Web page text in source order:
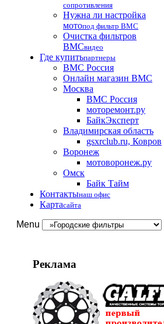
сопротивления
Нужна ли настройка
мотопод фильтр BMC
Очистка фильтров
BMCвидео
Где купитьпартнеры
BMC Россия
Онлайн магазин BMC
Москва
BMC Россия
моторемонт.ру
БайкЭксперт
Владимирская область
gsxrclub.ru, Ковров
Воронеж
мотоворонеж.ру
Омск
Байк Тайм
Контактынаш офис
Картасайта
Menu
Реклама